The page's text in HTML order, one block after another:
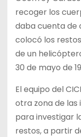
recoger los
daba cuenta de
colocó los
de un
30 de mayo de
El equipo del
otra zona de las
para investigar
restos, a partir